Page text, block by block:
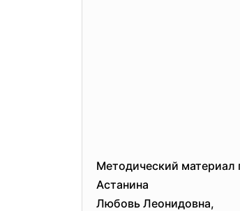
Методический материал
Астанина
Любовь Леонидовна,